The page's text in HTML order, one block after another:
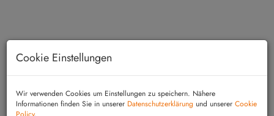
Cookie Einstellungen
Wir verwenden Cookies um Einstellungen zu speichern. Nähere
Informationen finden Sie in unserer Datenschutzerklärung und unserer Cookie